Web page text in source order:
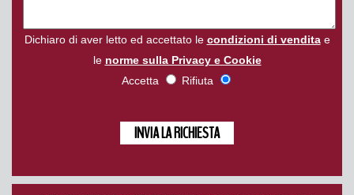
Dichiaro di aver letto ed accettato le condizioni di venditae
le norme sulla Privacy e Cookie
Accetta
Rifiuta